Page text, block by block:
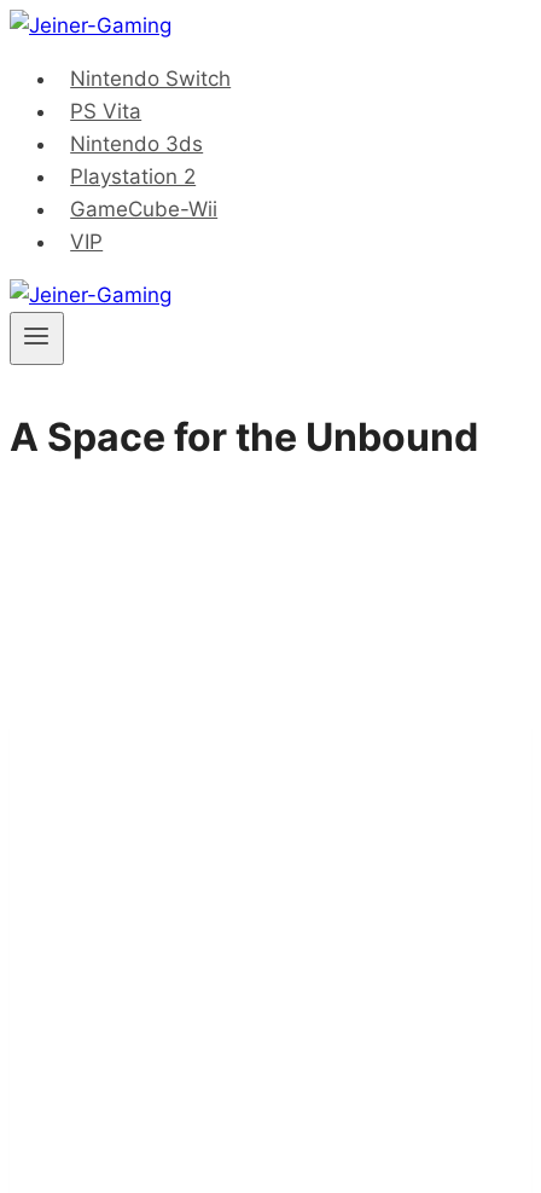
Saltar
contenidoNintendo Switch
PS Vita
Nintendo 3ds
Playstation 2
GameCube-Wii
VIP
A Space for the Unbound